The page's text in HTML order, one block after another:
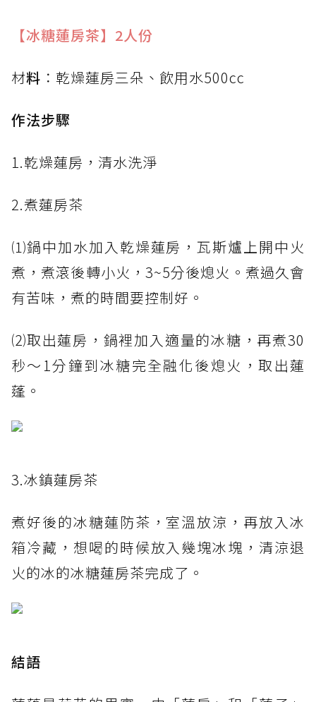
【冰糖蓮房茶】2人份
材料 ：乾燥蓮房三朵、飲用水500cc
作法步驟
1.乾燥蓮房，清水洗淨
2.煮蓮房茶
⑴鍋中加水加入乾燥蓮房，瓦斯爐上開中火
煮，煮滾後轉小火，3~5分後熄火。煮過久會
有苦味，煮的時間要控制好。
⑵取出蓮房，鍋裡加入適量的冰糖，再煮30
秒～1分鐘到冰糖完全融化後熄火，取出蓮
蓬。
3.冰鎮蓮房茶
煮好後的冰糖蓮防茶，室溫放涼，再放入冰
箱冷藏，想喝的時候放入幾塊冰塊，清涼退
火的冰的冰糖蓮房茶完成了。
結語